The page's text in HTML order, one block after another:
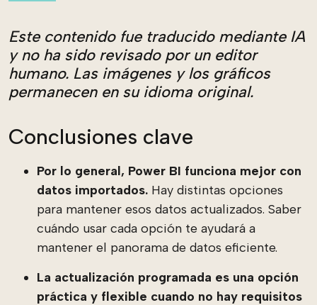
Este contenido fue traducido mediante IA
y no ha sido revisado por un editor
humano. Las imágenes y los gráficos
permanecen en su idioma original.
Conclusiones clave
Por lo general, Power BI funciona mejor con
datos importados. Hay distintas opciones
para mantener esos datos actualizados. Saber
cuándo usar cada opción te ayudará a
mantener el panorama de datos eficiente.
La actualización programada es una opción
práctica y flexible cuando no hay requisitos